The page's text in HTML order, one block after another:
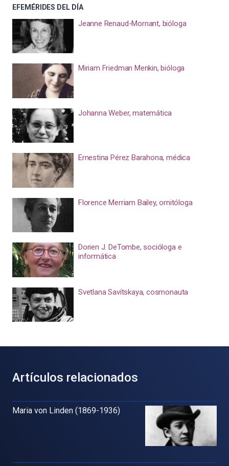
EFEMÉRIDES DEL DÍA
Jeanne Renaud-Mornant, bióloga
Miriam Friedman Menkin, bióloga
Johanna Weber, matemática
Ernestina Pérez Barahona, médica
Florence Merriam Bailey, ornitóloga
Dorien J. DeTombe, socióloga e
informática
Svetlana Savítskaya, cosmonauta
Artículos relacionados
Maria von Linden (1869-1936)